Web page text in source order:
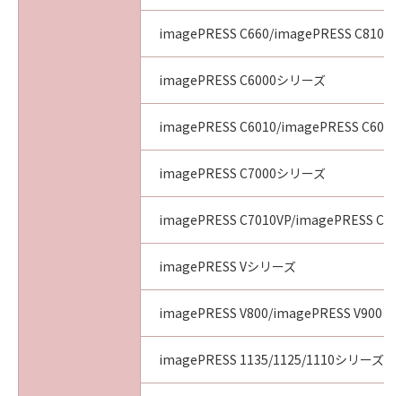
imagePRESS C660/imagePRESS C810/
imagePRESS C6000シリーズ
imagePRESS C6010/imagePRESS C6011
imagePRESS C7000シリーズ
imagePRESS C7010VP/imagePRESS
imagePRESS Vシリーズ
imagePRESS V800/imagePRESS V900
imagePRESS 1135/1125/1110シリーズ